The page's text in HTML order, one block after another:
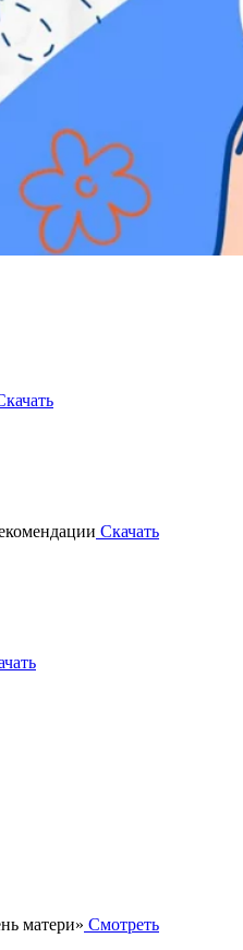
Скачать
матери» Смотреть